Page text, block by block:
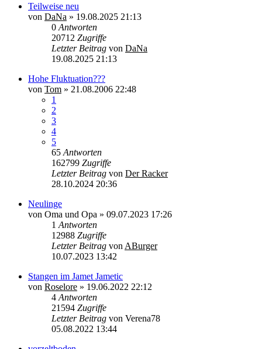
Teilweise neu
von DaNa » 19.08.2025 21:13
0 Antworten
20712 Zugriffe
Letzter Beitrag von DaNa
19.08.2025 21:13
Hohe Fluktuation???
von Tom » 21.08.2006 22:48
1
2
3
4
5
65 Antworten
162799 Zugriffe
Letzter Beitrag von Der Racker
28.10.2024 20:36
Neulinge
von Oma und Opa » 09.07.2023 17:26
1 Antworten
12988 Zugriffe
Letzter Beitrag von ABurger
10.07.2023 13:42
Stangen im Jamet Jametic
von Roselore » 19.06.2022 22:12
4 Antworten
21594 Zugriffe
Letzter Beitrag von Verena78
05.08.2022 13:44